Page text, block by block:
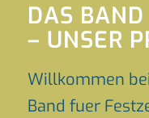
DAS
– UNSER
Willkommen
Band fuer